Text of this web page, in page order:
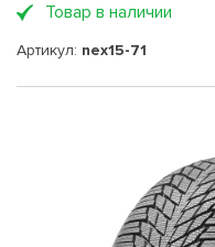
Товар в наличии
Артикул: nex15-71